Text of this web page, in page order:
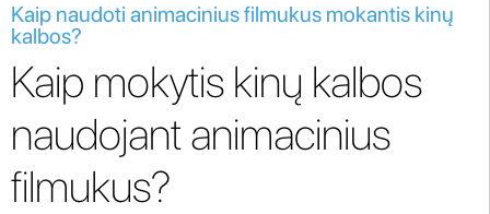
Kaip naudoti animacinius filmukus mokantis kinų
kalbos?
Kaip mokytis kinų kalbos
naudojant animacinius
filmukus?